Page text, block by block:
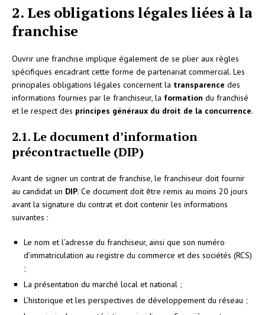
2. Les obligations légales liées à la
franchise
Ouvrir une franchise implique également de se plier aux règles
spécifiques encadrant cette forme de partenariat commercial. Les
principales obligations légales concernent la transparence des
informations fournies par le franchiseur, la formation du franchisé
et le respect des principes généraux du droit de la concurrence.
2.1. Le document d’information
précontractuelle (DIP)
Avant de signer un contrat de franchise, le franchiseur doit fournir
au candidat un DIP. Ce document doit être remis au moins 20 jours
avant la signature du contrat et doit contenir les informations
suivantes :
Le nom et l’adresse du franchiseur, ainsi que son numéro
d’immatriculation au registre du commerce et des sociétés (RCS)
;
La présentation du marché local et national ;
L’historique et les perspectives de développement du réseau ;